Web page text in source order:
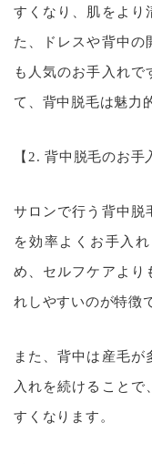
すくなり、肌をより
た、ドレスや背中の
も人気のお手入れで
て、背中脱毛は魅力
【2. 背中脱毛のお手
サロンで行う背中脱
を効率よくお手入
め、セルフケアより
れしやすいのが特徴
また、背中は産毛
入れを続けることで
すくなります。